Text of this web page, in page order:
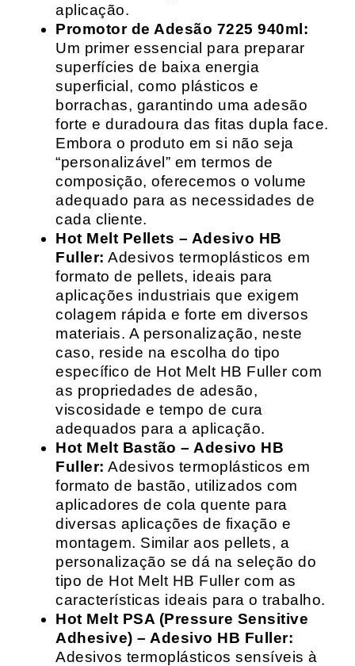
aplicação.
Promotor de Adesão 7225 940ml:
Um primer essencial para preparar
superfícies de baixa energia
superficial, como plásticos e
borrachas, garantindo uma adesão
forte e duradoura das fitas dupla face.
Embora o produto em si não seja
“personalizável” em termos de
composição, oferecemos o volume
adequado para as necessidades de
cada cliente.
Hot Melt Pellets – Adesivo HB
Fuller: Adesivos termoplásticos em
formato de pellets, ideais para
aplicações industriais que exigem
colagem rápida e forte em diversos
materiais. A personalização, neste
caso, reside na escolha do tipo
específico de Hot Melt HB Fuller com
as propriedades de adesão,
viscosidade e tempo de cura
adequados para a aplicação.
Hot Melt Bastão – Adesivo HB
Fuller: Adesivos termoplásticos em
formato de bastão, utilizados com
aplicadores de cola quente para
diversas aplicações de fixação e
montagem. Similar aos pellets, a
personalização se dá na seleção do
tipo de Hot Melt HB Fuller com as
características ideais para o trabalho.
Hot Melt PSA (Pressure Sensitive
Adhesive) – Adesivo HB Fuller:
Adesivos termoplásticos sensíveis à